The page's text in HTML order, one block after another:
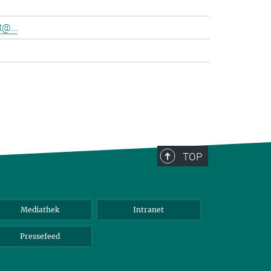
TOP
Mediathek Intranet
Pressefeed